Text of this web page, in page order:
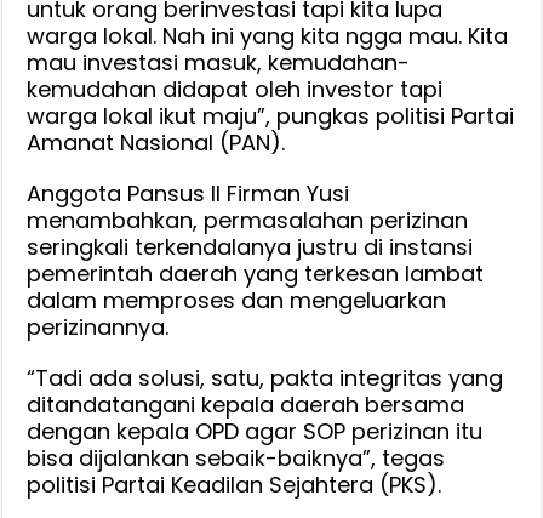
untuk orang berinvestasi tapi kita lupa
warga lokal. Nah ini yang kita ngga mau. Kita
mau investasi masuk, kemudahan-
kemudahan didapat oleh investor tapi
warga lokal ikut maju”, pungkas politisi Partai
Amanat Nasional (PAN).
Anggota Pansus II Firman Yusi
menambahkan, permasalahan perizinan
seringkali terkendalanya justru di instansi
pemerintah daerah yang terkesan lambat
dalam memproses dan mengeluarkan
perizinannya.
“Tadi ada solusi, satu, pakta integritas yang
ditandatangani kepala daerah bersama
dengan kepala OPD agar SOP perizinan itu
bisa dijalankan sebaik-baiknya”, tegas
politisi Partai Keadilan Sejahtera (PKS).